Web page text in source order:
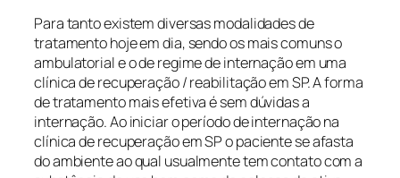
Para tanto existem diversas modalidades de
tratamento hoje em dia, sendo os mais comuns o
ambulatorial e o de regime de internação em uma
clínica de recuperação / reabilitação em SP. A forma
de tratamento mais efetiva é sem dúvidas a
internação. Ao iniciar o período de internação na
clínica de recuperação em SP o paciente se afasta
do ambiente ao qual usualmente tem contato com a